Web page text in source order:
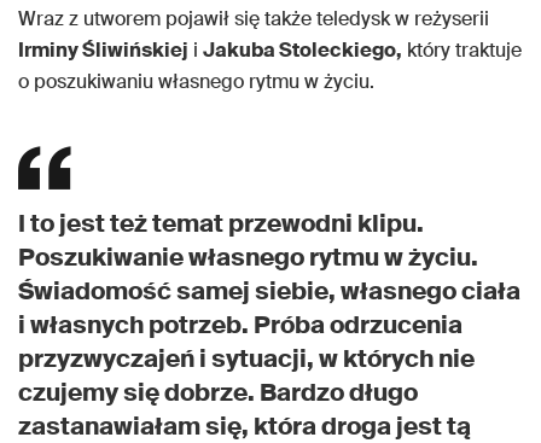
Wraz z utworem pojawił się także teledysk w reżyserii
Irminy Śliwińskiej i Jakuba Stoleckiego, który traktuje
o poszukiwaniu własnego rytmu w życiu.
I to jest też temat przewodni klipu.
Poszukiwanie własnego rytmu w życiu.
Świadomość samej siebie, własnego ciała
i własnych potrzeb. Próba odrzucenia
przyzwyczajeń i sytuacji, w których nie
czujemy się dobrze. Bardzo długo
zastanawiałam się, która droga jest tą